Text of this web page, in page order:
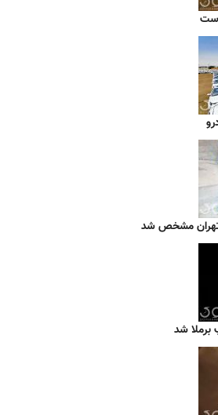
تهران مشخص شد
شد